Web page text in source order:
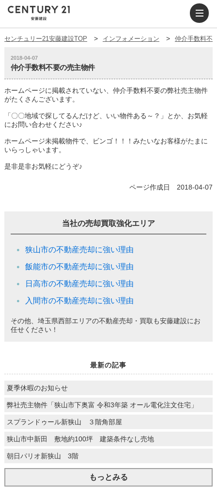
センチュリー21安藤建設TOP インフォメーション 仲介手数料不
2018-04-07
仲介手数料不要の売主物件
ホームページに掲載されていない、仲介手数料不要の弊社売主物件
がたくさんございます。
「〇〇地域で探してるんだけど、いい物件ある～？」とか、お気軽
にお問い合わせください♪
ホームページ未掲載物件で、ビンゴ！！！みたいなお客様がたまに
いらっしゃいます。
是非是非お気軽にどうぞ♪
ページ作成日 2018-04-07
当社の売却買取強化エリア
狭山市の不動産売却に強い理由
飯能市の不動産売却に強い理由
日高市の不動産売却に強い理由
入間市の不動産売却に強い理由
その他、埼玉県西部エリアの不動産売却・買取も安藤建設にお
任せください！
最新の記事
夏季休暇のお知らせ
弊社売主物件「狭山市下奥富 令和3年築 オール電化注文住宅」
スプランドゥール新狭山 ３階角部屋
狭山市中新田 敷地約100坪 建築条件なし売地
朝日パリオ新狭山 3階
もっとみる